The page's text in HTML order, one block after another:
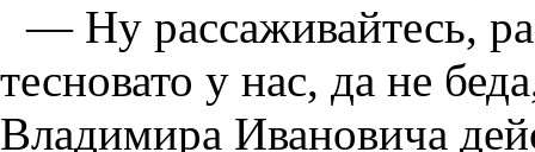
— Ну рассаживайтесь,
тесновато у нас, да не
Владимира Ивановича